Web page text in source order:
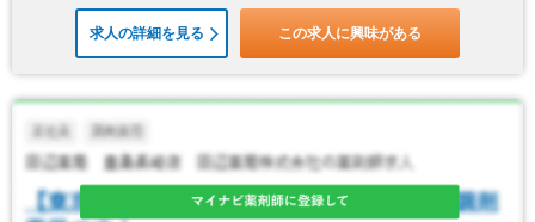
求人の詳細を見る この求人に興味がある